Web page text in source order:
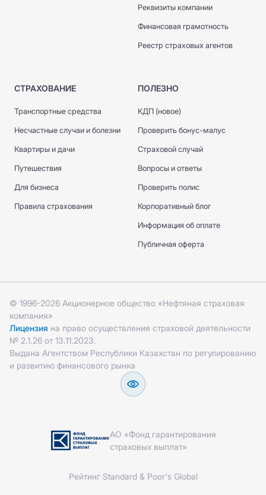
Реквизиты компании
Финансовая грамотность
Реестр страховых агентов
СТРАХОВАНИЕ
Транспортные средства
Несчастные случаи и болезни
Квартиры и дачи
Путешествия
Для бизнеса
Правила страхования
ПОЛЕЗНО
КДП (новое)
Проверить бонус-малус
Страховой случай
Вопросы и ответы
Проверить полис
Корпоративный блог
Информация об оплате
Публичная оферта
© 1996-2026 Акционерное общество «Нефтяная страховая
компания»
Лицензия на право осуществления страховой деятельности
№ 2.1.26 от 13.11.2023.
Выдана Агентством Республики Казахстан по регулированию
и развитию финансового рынка
АО «Фонд гарантирования
страховых выплат»
Рейтинг Standard & Poor's Global